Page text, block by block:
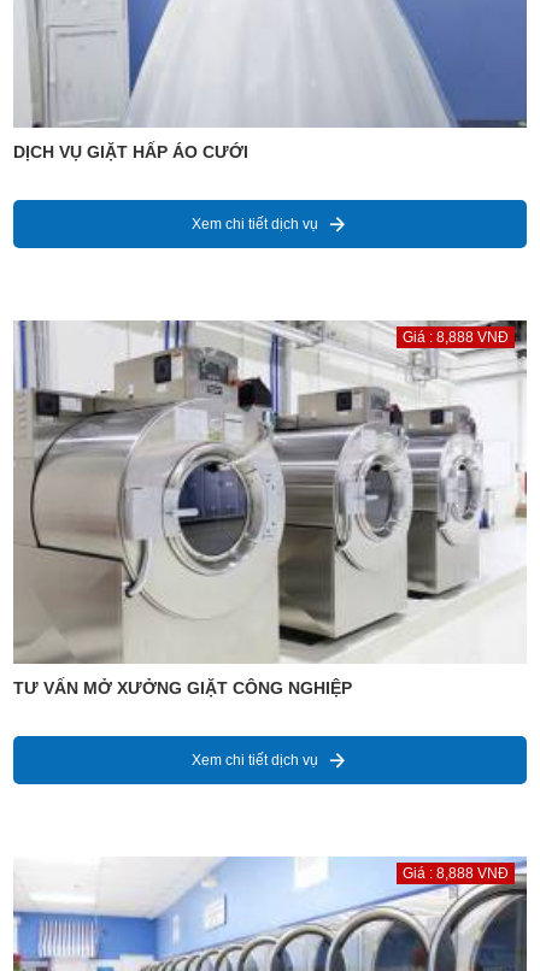
DỊCH VỤ GIẶT HẤP ÁO CƯỚI
Xem chi tiết dịch vụ
Giá : 8,888 VNĐ
TƯ VẤN MỞ XƯỞNG GIẶT CÔNG NGHIỆP
Xem chi tiết dịch vụ
Giá : 8,888 VNĐ